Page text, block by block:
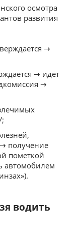
осмотра
развития
→
→ идёт
→
получение
пометкой
автомобилем
водить